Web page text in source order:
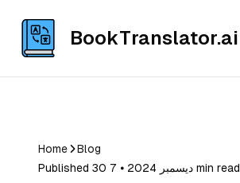
BookTranslator.ai
Home
Blog
Published 30 ديسمبر 2024 ⦁ 7 min read